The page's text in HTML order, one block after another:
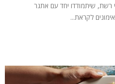
רשת, שיתמודדו יחד עם אתגר
לקראת...